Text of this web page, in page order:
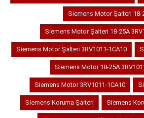
Siemens Motor Şalteri 18-
Siemens Motor Şalteri 18-25A
Siemens Motor Şalteri 3RV1011-1CA10
Siemens Motor 18-25A
Siemens Motor 3RV1011-1CA10
Siemens Koruma Şalteri Siemens